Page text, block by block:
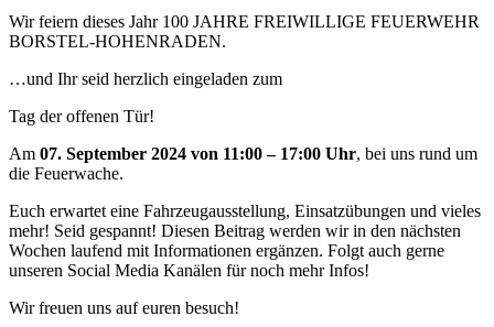
Wir feiern dieses Jahr 100 JAHRE FREIWILLIGE FEUERWEHR
BORSTEL-HOHENRADEN.
…und Ihr seid herzlich eingeladen zum
Tag der offenen Tür!
Am 07. September 2024 von 11:00 – 17:00 Uhr, bei uns rund um
die Feuerwache.
Euch erwartet eine Fahrzeugausstellung, Einsatzübungen und vieles
mehr! Seid gespannt! Diesen Beitrag werden wir in den nächsten
Wochen laufend mit Informationen ergänzen. Folgt auch gerne
unseren Social Media Kanälen für noch mehr Infos!
Wir freuen uns auf euren besuch!